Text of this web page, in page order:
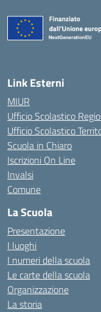
Link Esterni
MIUR
Ufficio Scolastico
Ufficio Scolastico
Scuola in Chiaro
Iscrizioni On Line
Invalsi
Comune
La Scuola
Presentazione
I luoghi
I numeri della scuola
Le carte della scuola
Organizzazione
La storia